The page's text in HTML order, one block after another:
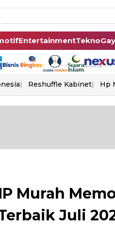
EntertainmentTekno
Reshuffle Kabinet Hp
Murah
Juli